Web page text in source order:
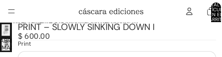
TOTAL
EN EL
Ir directamente a la información del producto
ABRIR
IMAGEN
A
PRINT – SLOWLY SINKING DOWN I
$ 600.00
Print